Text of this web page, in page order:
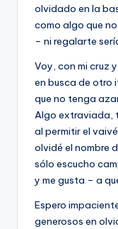
olvidado en la
como algo que
– ni regalarte
Voy, con mi cruz
en busca de otro
que no tenga
Algo extraviada,
al permitir el
olvidé el nombre
sólo escucho
y me gusta – a
Espero
generosos en